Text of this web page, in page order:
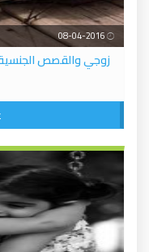
زوجي والقصص